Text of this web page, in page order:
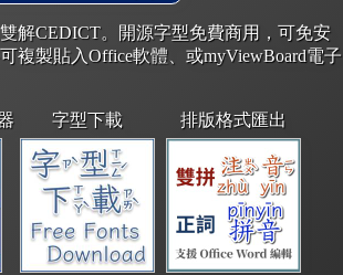
解CEDICT。開源字型免費商用，可免安
可複製貼入Office軟體、或myViewBoard電子
字型下載 排版格式匯出